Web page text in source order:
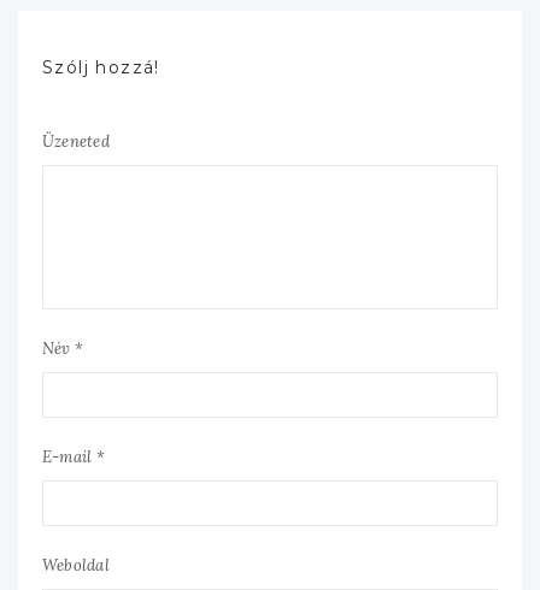
Szólj hozzá!
Üzeneted
Név *
E-mail *
Weboldal